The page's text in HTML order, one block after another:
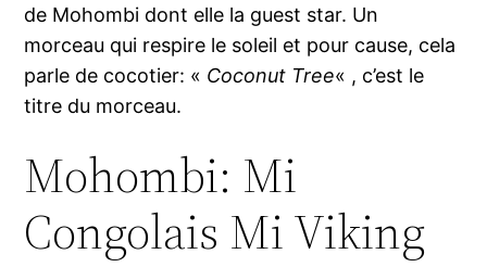
de Mohombi dont elle la guest star. Un
morceau qui respire le soleil et pour cause, cela
parle de cocotier: « Coconut Tree« , c’est le
titre du morceau.
Mohombi: Mi
Congolais Mi Viking